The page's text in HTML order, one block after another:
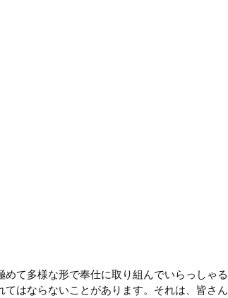
て多様な形で奉仕に取り組んでいらっしゃる
はならないことがあります。それは、皆さん